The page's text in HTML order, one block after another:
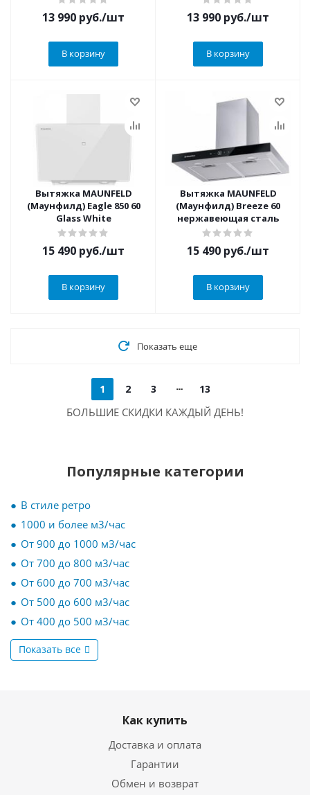
13 990 руб./шт
В корзину
13 990 руб./шт
В корзину
Вытяжка MAUNFELD
(Маунфилд) Eagle 850 60
Glass White
15 490 руб./шт
В корзину
Вытяжка MAUNFELD
(Маунфилд) Breeze 60
нержавеющая сталь
15 490 руб./шт
В корзину
Показать еще
1 2 3 13
БОЛЬШИЕ СКИДКИ КАЖДЫЙ ДЕНЬ!
Популярные категории
В стиле ретро
1000 и более м3/час
От 900 до 1000 м3/час
От 700 до 800 м3/час
От 600 до 700 м3/час
От 500 до 600 м3/час
От 400 до 500 м3/час
Показать все
Как купить
Доставка и оплата
Гарантии
Обмен и возврат